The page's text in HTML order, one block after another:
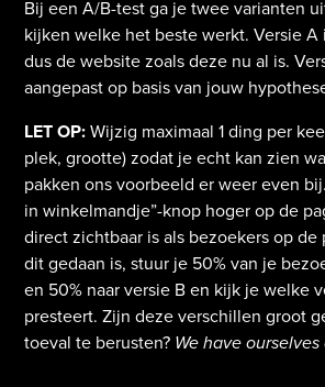
Bij een A/B-test ga je twee varianten
kijken welke het beste werkt. Versie
dus de website zoals deze nu al is.
aangepast op basis van jouw
LET OP:Wijzig maximaal 1 ding per
plek, grootte) zodat je echt kan zien
pakken ons voorbeeld er weer even
in winkelmandje”-knop hoger op de
direct zichtbaar is als bezoekers op de
dit gedaan is, stuur je 50% van je
en 50% naar versie B en kijk je welke
presteert. Zijn deze verschillen groot
toeval te berusten? We have